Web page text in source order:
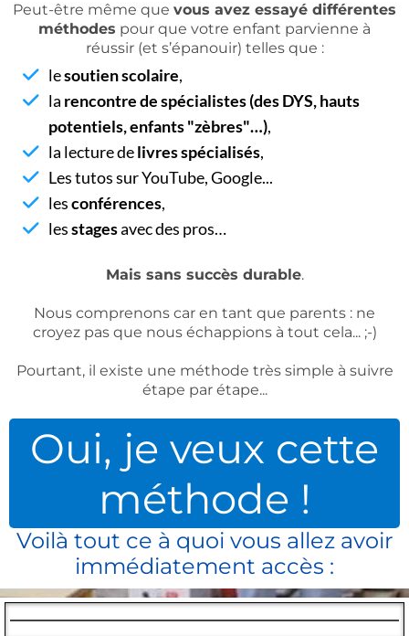
Peut-être même que vous avez essayé différentes
méthodes pour que votre enfant parvienne à
réussir (et s’épanouir) telles que :
lesoutien scolaire,
la rencontre de spécialistes (des DYS, hauts
potentiels, enfants "zèbres"…),
la lecture delivres spécialisés,
Les tutos sur YouTube, Google...
lesconférences,
lesstagesavec des pros…
Mais sans succès durable.
Nous comprenons car en tant que parents : ne
croyez pas que nous échappions à tout cela... ;-)
Pourtant, il existe une méthode très simple à suivre
étape par étape...
Oui, je veux cette
méthode !
Voilà tout ce à quoi vous allez avoir
immédiatement accès :